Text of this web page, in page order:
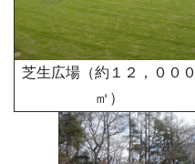
芝生広場（約１２，０００
㎡）